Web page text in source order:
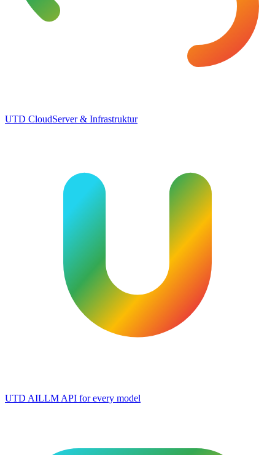
UTD CloudServer & Infrastruktur
UTD AILLM API for every model